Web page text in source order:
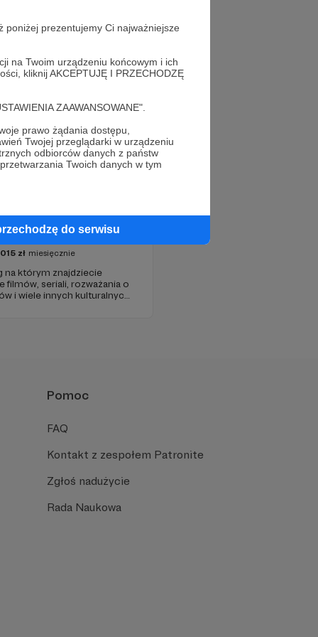
poniżej prezentujemy Ci najważniejsze
na Twoim urządzeniu końcowym i ich
kliknij AKCEPTUJĘ I PRZECHODZĘ
ZAAWANSOWANE".
prawo żądania dostępu,
Twojej przeglądarki w urządzeniu
odbiorców danych z państw
Twoich danych w tym
do serwisu
zł miesięcznie
na którym znajdziecie
filmów, seriali, rozważania o
i wiele innych kulturalnych
Pomoc
FAQ
Kontakt z zespołem Patronite
Zgłoś nadużycie
Rada Naukowa